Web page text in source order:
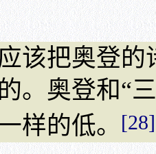
把奥登的
。奥登和“
样的低。
[28]